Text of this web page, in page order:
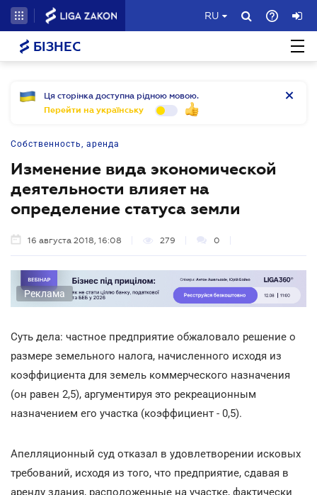
RU
БІЗНЕС
Ця сторінка доступна рідною мовою.
Перейти на українську
Собственность, аренда
Изменение вида экономической
деятельности влияет на
определение статуса земли
16 августа 2018, 16:08 279 0
Реклама
Суть дела: частное предприятие обжаловало решение о
размере земельного налога, начисленного исходя из
коэффициента для земель коммерческого назначения
(он равен 2,5), аргументируя это рекреационным
назначением его участка (коэффициент - 0,5).
Апелляционный суд отказал в удовлетворении исковых
требований, исходя из того, что предприятие, сдавая в
аренду здания, расположенные на участке, фактически